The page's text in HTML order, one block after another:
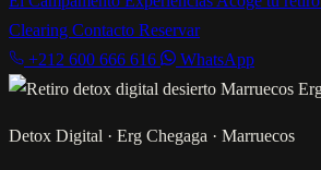
Clearing Contacto Reservar
+212 600 666 616
WhatsApp
Detox Digital · Erg Chegaga · Marruecos